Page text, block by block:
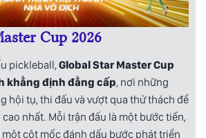
Cup 2026
pickleball, Global Star Master Cup
khẳng định đẳng cấp, nơi những
hội tụ, thi đấu và vượt qua thử thách để
nhất. Mỗi trận đấu là một bước tiến,
cột mốc đánh dấu bước phát triển